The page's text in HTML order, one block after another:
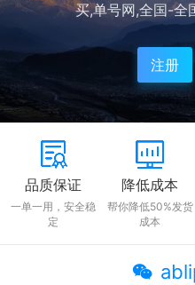
买,单号网,全国-全
注册
品质保证
一单一用，安全稳
定
降低成本
帮你降低50%发货
成本